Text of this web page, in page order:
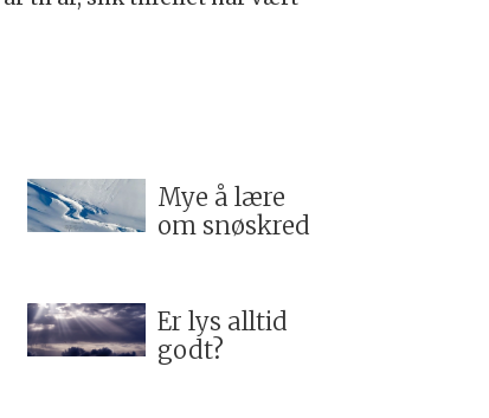
Mye å lære
om snøskred
Er lys alltid
godt?